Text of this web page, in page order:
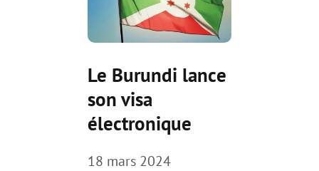
Le Burundi lance
son visa
électronique
18 mars 2024